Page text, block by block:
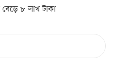
বেড়ে ৮ লাখ টাকা